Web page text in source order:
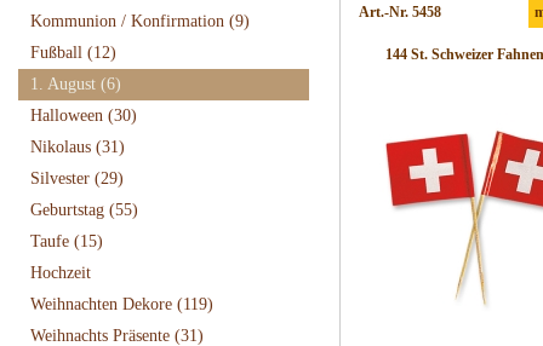
Kommunion / Konfirmation (9)
Fußball (12)
1. August (6)
Halloween (30)
Nikolaus (31)
Silvester (29)
Geburtstag (55)
Taufe (15)
Hochzeit
Weihnachten Dekore (119)
Weihnachts Präsente (31)
Art.-Nr. 5458
144 St. Schweizer